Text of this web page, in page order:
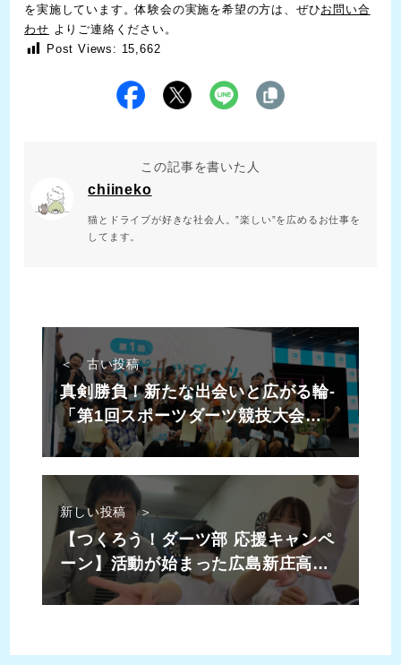
を実施しています。体験会の実施を希望の方は、ぜひお問い合
わせ よりご連絡ください。
Post Views: 15,662
この記事を書いた人
chiineko
猫とドライブが好きな社会人。”楽しい”を広めるお仕事を
してます。
＜ 古い投稿
真剣勝負！新たな出会いと広がる輪-
「第1回スポーツダーツ競技大会
2023」レポート【後編】
新しい投稿 ＞
【つくろう！ダーツ部 応援キャンペ
ーン】活動が始まった広島新庄高校
に話を聞いてみました